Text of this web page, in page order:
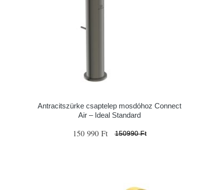
Antracitszürke csaptelep mosdóhoz Connect
Air – Ideal Standard
150 990 Ft 150990 Ft